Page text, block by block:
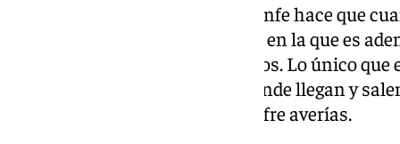
El diseño de esta estación de Renfe hace que
se filtre agua y se generen fallos en la que es
que funciona en estos momentos. Lo único
que sirve para bajar o subir a donde llegan y
cuando el ascensor tampoco sufre averías.